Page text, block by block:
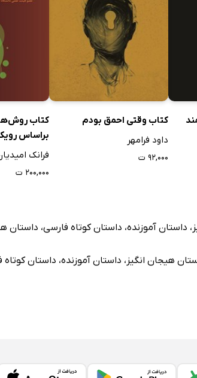
کتاب وقتی احمق بودم
داود فرامهر
۹۲,۰۰۰ ت
کتاب
براساس
شناخت گرایی
فرانک
۲۰۰,۰۰۰ ت
، داستان آموزنده، داستان کوتاه فارسی، داستان
هیجان انگیز ، داستان آموزنده، داستان کوتاه